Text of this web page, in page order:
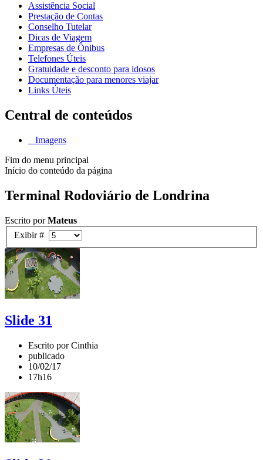
Assistência Social
Prestação de Contas
Conselho Tutelar
Dicas de Viagem
Empresas de Ônibus
Telefones Úteis
Gratuidade e desconto para idosos
Documentação para menores viajar
Links Úteis
Central de conteúdos
Imagens
Fim do menu principal
Início do conteúdo da página
Terminal Rodoviário de Londrina
Escrito porMateus
Exibir #
Slide 31
Escrito por Cinthia
publicado
10/02/17
17h16